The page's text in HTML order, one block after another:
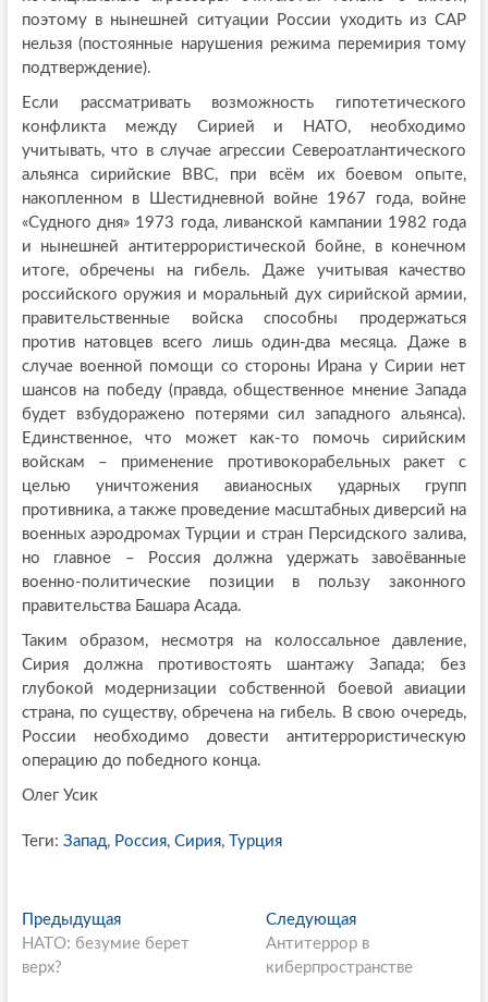
поэтому в нынешней ситуации России уходить из САР
нельзя (постоянные нарушения режима перемирия тому
подтверждение).
Если рассматривать возможность гипотетического
конфликта между Сирией и НАТО, необходимо
учитывать, что в случае агрессии Североатлантического
альянса сирийские ВВС, при всём их боевом опыте,
накопленном в Шестидневной войне 1967 года, войне
«Судного дня» 1973 года, ливанской кампании 1982 года
и нынешней антитеррористической бойне, в конечном
итоге, обречены на гибель. Даже учитывая качество
российского оружия и моральный дух сирийской армии,
правительственные войска способны продержаться
против натовцев всего лишь один-два месяца. Даже в
случае военной помощи со стороны Ирана у Сирии нет
шансов на победу (правда, общественное мнение Запада
будет взбудоражено потерями сил западного альянса).
Единственное, что может как-то помочь сирийским
войскам – применение противокорабельных ракет с
целью уничтожения авианосных ударных групп
противника, а также проведение масштабных диверсий на
военных аэродромах Турции и стран Персидского залива,
но главное – Россия должна удержать завоёванные
военно-политические позиции в пользу законного
правительства Башара Асада.
Таким образом, несмотря на колоссальное давление,
Сирия должна противостоять шантажу Запада; без
глубокой модернизации собственной боевой авиации
страна, по существу, обречена на гибель. В свою очередь,
России необходимо довести антитеррористическую
операцию до победного конца.
Олег Усик
Теги: Запад, Россия, Сирия, Турция
P
o
ПредыдущаяП
р
НАТО: безумие берет
верх?
Следующая
л
е
Антитеррор в
киберпространстве